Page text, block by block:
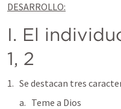
DESARROLLO:
I. El
1, 2
Se destacan tres
Teme a Dios